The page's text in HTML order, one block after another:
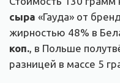
сыра «Гауда» от
жирностью 48% в
коп., в Польше
разницей в массе 5